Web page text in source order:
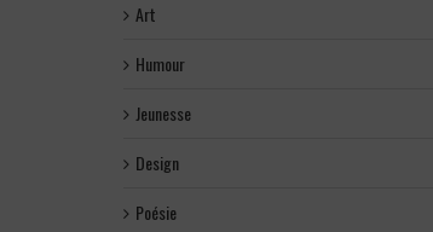
Art
Humour
Jeunesse
Design
Poésie